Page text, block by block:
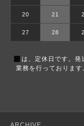
20 21
27 28
■ は、定休日です。発
業務を行っておりま